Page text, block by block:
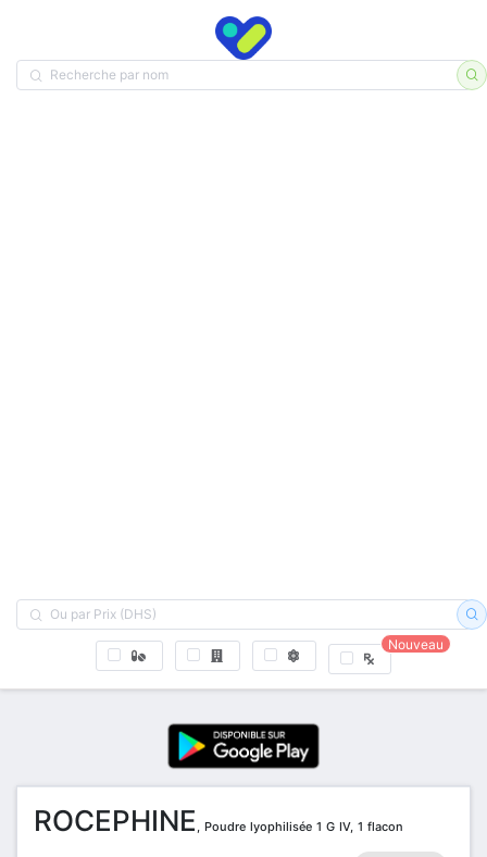
Nouveau
ROCEPHINE , Poudre lyophilisée 1 G IV, 1 flacon